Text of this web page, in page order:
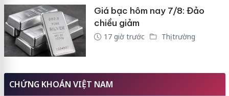
Giá bạc hôm nay 7/8: Đảo
chiều giảm
17 giờ trước Thị trường
CHỨNG KHOÁN VIỆT NAM